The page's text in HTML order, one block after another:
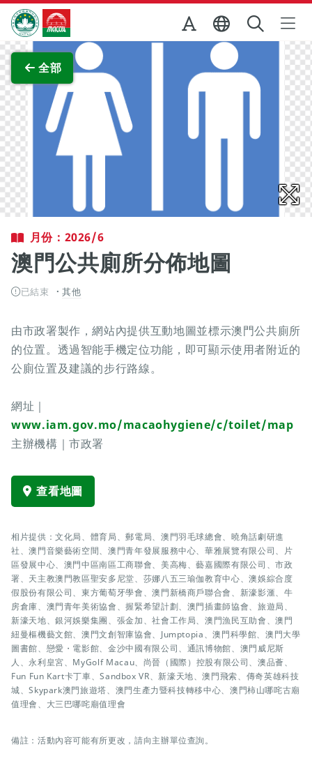
跳至主内容
澳門特別行政區政府旅遊局
全部
月份：2026/6
澳門公共廁所分佈地圖
已結束 其他
由市政署製作，網站內提供互動地圖並標示澳門公共廁所
的位置。透過智能手機定位功能，即可顯示使用者附近的
公廁位置及建議的步行路線。
網址｜
www.iam.gov.mo/macaohygiene/c/toilet/map
主辦機構｜市政署
查看地圖
相片提供：文化局、體育局、郵電局、澳門羽毛球總會、曉角話劇研進
社、澳門音樂藝術空間、澳門青年發展服務中心、華雅展覽有限公司、片
區發展中心、澳門中區南區工商聯會、美高梅、藝嘉國際有限公司、市政
署、天主教澳門教區聖安多尼堂、莎娜八五三瑜伽教育中心、澳娛綜合度
假股份有限公司、東方葡萄牙學會、澳門新橋商戶聯合會、新濠影滙、牛
房倉庫、澳門青年美術協會、握緊希望計劃、澳門插畫師協會、旅遊局、
新濠天地、銀河娛樂集團、張金加、社會工作局、澳門漁民互助會、澳門
紐曼樞機藝文館、澳門文創智庫協會、Jumptopia、澳門科學館、澳門大學
圖書館、戀愛・電影館、金沙中國有限公司、通訊博物館、澳門威尼斯
人、永利皇宮、MyGolf Macau、尚晉（國際）控股有限公司、澳品薈、
Fun Fun Kart卡丁車、Sandbox VR、新濠天地、澳門飛索、傳奇英雄科技
城、Skypark澳門旅遊塔、澳門生產力暨科技轉移中心、澳門柿山哪咤古廟
值理會、大三巴哪咤廟值理會
備註：活動內容可能有所更改，請向主辦單位查詢。